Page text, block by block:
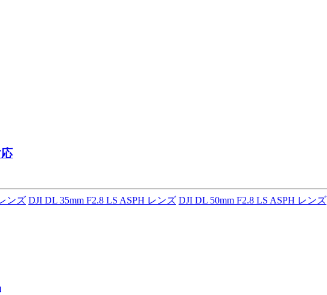
ンズ DJI DL 35mm F2.8 LS ASPH レンズ DJI DL 50mm F2.8 LS ASPH レンズ